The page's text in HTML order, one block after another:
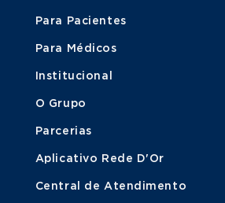
Para Pacientes
Para Médicos
Institucional
O Grupo
Parcerias
Aplicativo Rede D'Or
Central de Atendimento